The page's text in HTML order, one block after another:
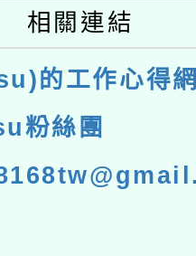
相關連結
的工作心得
粉絲團